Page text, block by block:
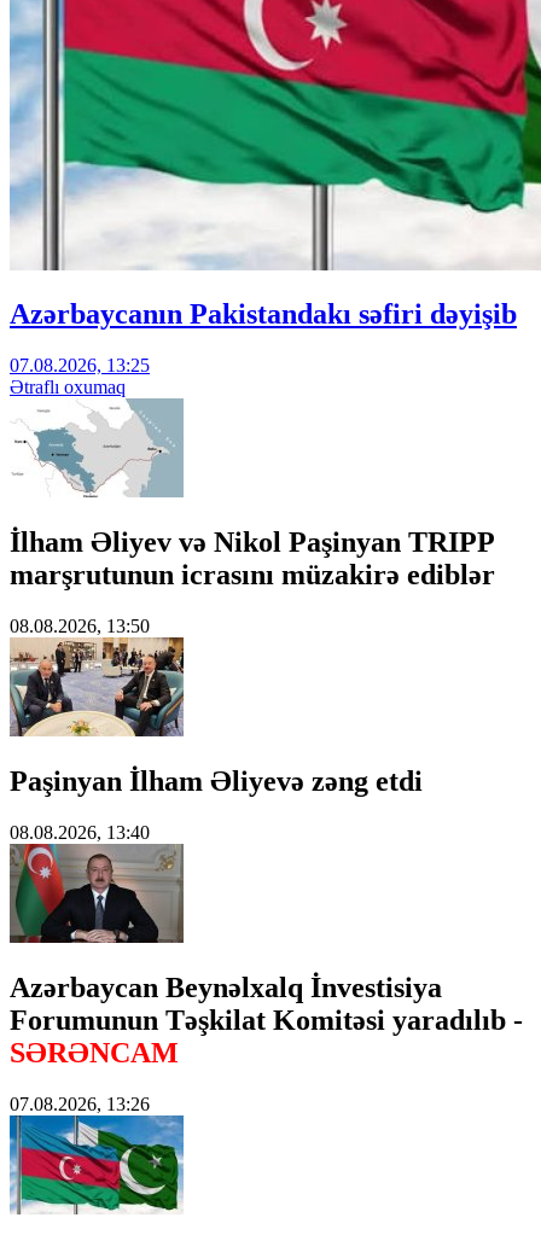
Azərbaycanın Pakistandakı səfiri dəyişib
07.08.2026, 13:25
Ətraflı oxumaq
İlham Əliyev və Nikol Paşinyan TRIPP
marşrutunun icrasını müzakirə ediblər
08.08.2026, 13:50
Paşinyan İlham Əliyevə zəng etdi
08.08.2026, 13:40
Azərbaycan Beynəlxalq İnvestisiya
Forumunun Təşkilat Komitəsi yaradılıb -
SƏRƏNCAM
07.08.2026, 13:26